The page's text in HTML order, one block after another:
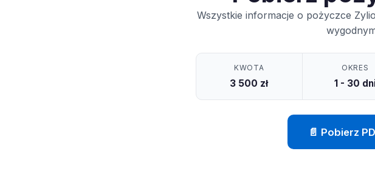
Wszystkie informacje o pożyczce
KWOTA
3 500 zł
OKRES
1 - 30
📄 Pobierz